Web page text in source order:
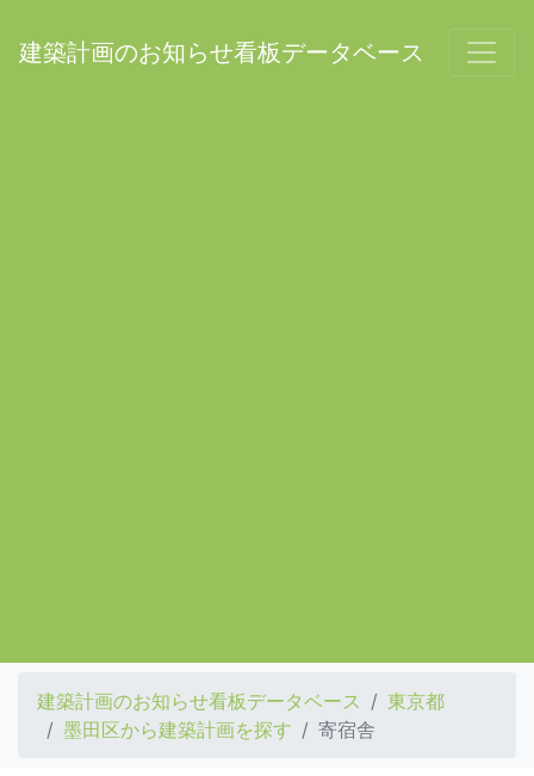
建築計画のお知らせ看板データベース
建築計画のお知らせ看板データベース
東京都
墨田区から建築計画を探す
寄宿舎